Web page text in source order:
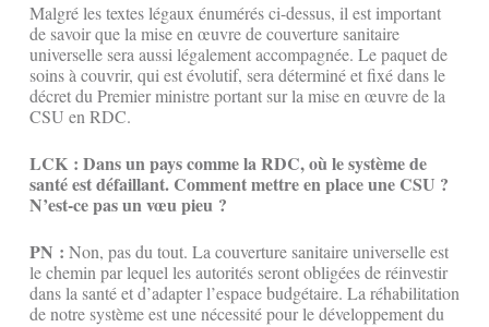
Malgré les textes légaux énumérés ci-dessus, il est important
de savoir que la mise en œuvre de couverture sanitaire
universelle sera aussi légalement accompagnée. Le paquet de
soins à couvrir, qui est évolutif, sera déterminé et fixé dans le
décret du Premier ministre portant sur la mise en œuvre de la
CSU en RDC.
LCK : Dans un pays comme la RDC, où le système de
santé est défaillant. Comment mettre en place une CSU ?
N’est-ce pas un vœu pieu ?
PN : Non, pas du tout. La couverture sanitaire universelle est
le chemin par lequel les autorités seront obligées de réinvestir
dans la santé et d’adapter l’espace budgétaire. La réhabilitation
de notre système est une nécessité pour le développement du